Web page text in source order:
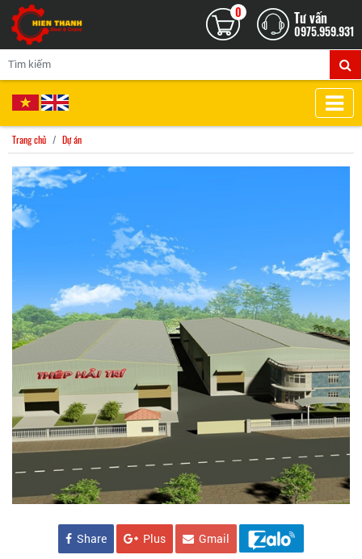
0 Tư vấn
0975.959.931
Trang chủ Dự án
Share Plus Gmail